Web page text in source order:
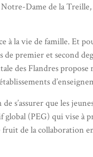
Dame de la
la vie de famille. Et
de premier et second
des Flandres propose
s’assurer que les
(PEG) qui vise à
fruit de la collaboration